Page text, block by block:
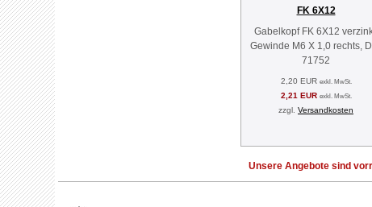
FK 6X12
Gabelkopf FK 6X12
Gewinde M6 X 1,0 rechts,
71752
2,20 EUR exkl. MwSt.
2,21 EUR exkl. MwSt.
zzgl. Versandkosten
Unsere Angebote sind